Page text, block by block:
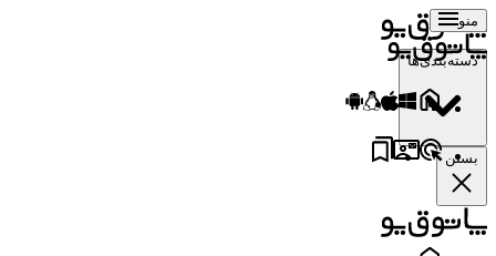
منو
دسته‌بندی‌ها
بستن